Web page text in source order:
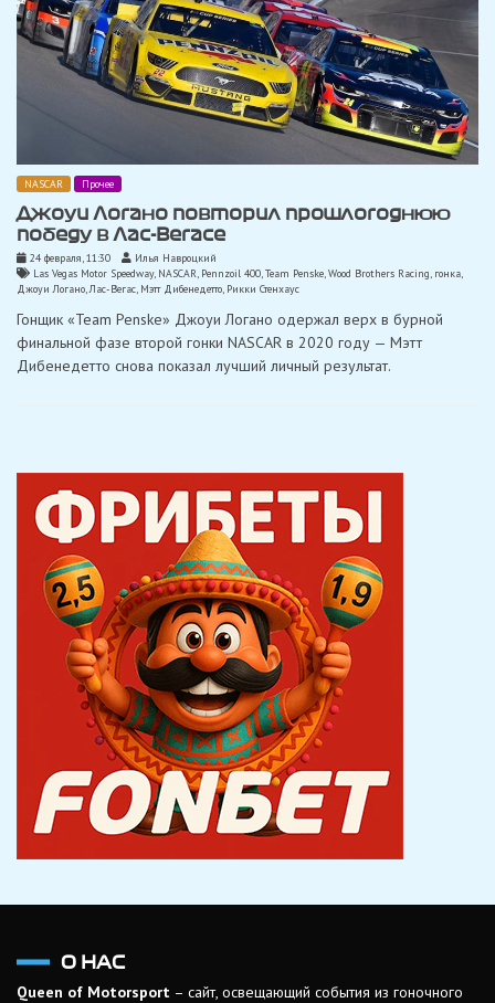
NASCAR Прочее
Джоуи Логано повторил прошлогоднюю
победу в Лас-Вегасе
24 февраля, 11:30
Илья Навроцкий
Las Vegas Motor Speedway, NASCAR Pennzoil 400 Team Penske Wood Brothers Racing гонка
Джоуи Логано Лас-Вегас Мэтт Дибенедетто Рикки Стенхаус
Гонщик «Team Penske» Джоуи Логано одержал верх в бурной
финальной фазе второй гонки NASCAR в 2020 году — Мэтт
Дибенедетто снова показал лучший личный результат.
О НАС
Queen of Motorsport – сайт, освещающий события из гоночного